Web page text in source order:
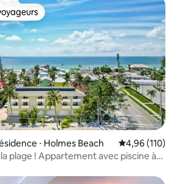
les plus appréciés
⋅ Holmes Beach Évaluation
4,96 (110)
plage ! Appartement avec piscine à